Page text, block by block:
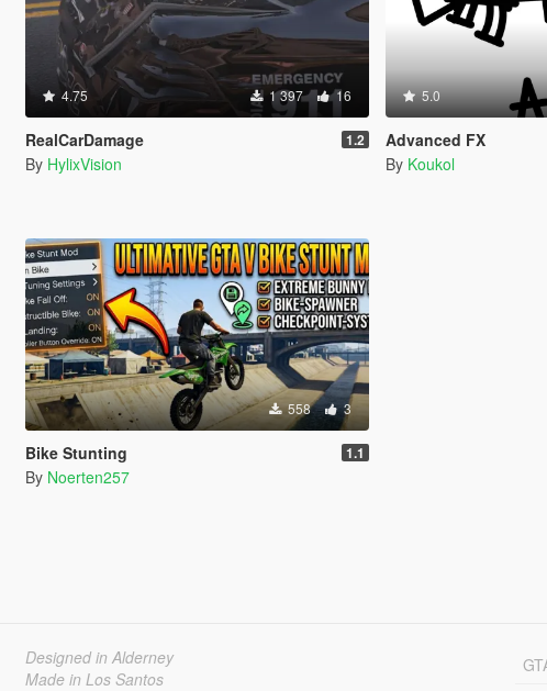
4.75 1 397 16
RealCarDamage 1.2
By HylixVision
5.0
Advanced FX
By Koukol
558 3
Bike Stunting 1.1
By Noerten257
Designed in Alderney
Made in Los Santos